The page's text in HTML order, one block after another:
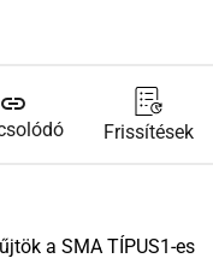
link
Frissítések
a SMA TÍPUS1-es